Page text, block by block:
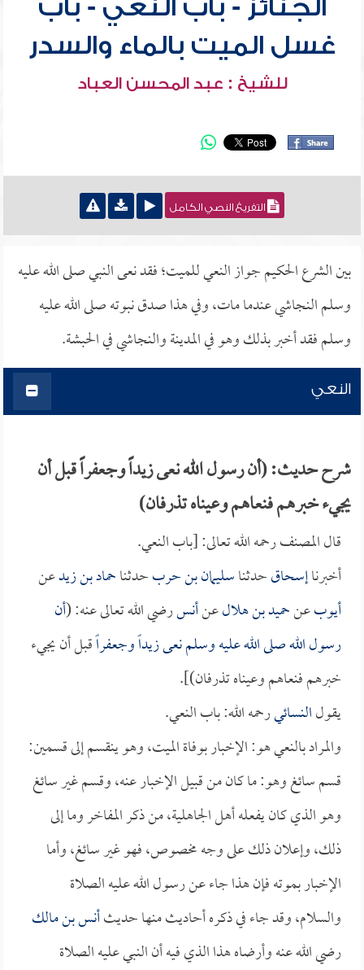
الجنائز - باب النعي - باب
غسل الميت بالماء والسدر
للشيخ : عبد المحسن العباد
التفريغ النصي الكامل
بين الشرع الحكيم جواز النعي للميت؛ فقد نعى النبي صلى الله عليه
وسلم النجاشي عندما مات، وفي هذا صدق نبوته صلى الله عليه
وسلم فقد أخبر بذلك وهو في المدينة والنجاشي في الحبشة.
النعي
شرح حديث: (أن رسول الله نعى زيداً وجعفراً قبل أن
يجيء خبرهم فنعاهم وعيناه تذرفان)
قال المصنف رحمه الله تعالى: [باب النعي.
أخبرناإسحاقحدثناسليمان بن حربحدثناحماد بن زيدعن
أيوبعنحميد بن هلالعنأنسرضي الله تعالى عنه: (أن
رسول الله صلى الله عليه وسلم نعىزيداًوجعفراًقبل أن يجيء
خبرهم فنعاهم وعيناه تذرفان)].
يقولالنسائيرحمه الله: باب النعي.
والمراد بالنعي هو: الإخبار بوفاة الميت، وهو ينقسم إلى قسمين:
قسم سائغ وهو: ما كان من قبيل الإخبار عنه، وقسم غير سائغ
وهو الذي كان يفعله أهل الجاهلية، من ذكر المفاخر وما إلى
ذلك، وإعلان ذلك على وجه مخصوص، فهو غير سائغ، وأما
الإخبار بموته فإن هذا جاء عن رسول الله عليه الصلاة
والسلام، وقد جاء في ذكره أحاديث منها حديثأنس بن مالك
رضي الله عنه وأرضاه هذا الذي فيه أن النبي عليه الصلاة